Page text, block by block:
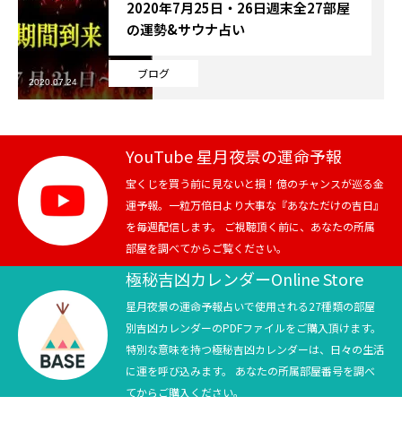
ブログ
お知らせ
芸能界
テニス
スポーツ
競馬
テニス四大大会・五輪
テニス四大大会・五輪
ブログ
2020年7月25日・26日週末全27部屋
の運勢&サウナ占い
2020.07.24
YouTube 星月夜景の運命予報
宝くじを買う前に見ないと損！億のチャンスが巡る金
運予報。一粒万倍日より大事な『あなただけの吉日』
を毎週配信します。 ご視聴頂く前に、あなたの所属
部屋を調べてからご覧ください。
極秘吉凶カレンダーOnline Store
星月夜景の運命予報占いで使用される27種類の部屋
別吉凶カレンダーのPDFファイルをご購入頂けます。
特別な意味を持つ極秘吉凶カレンダーは、日々の生活
に運を呼び込みます。 あなたの所属部屋番号を調べ
てからご購入ください。